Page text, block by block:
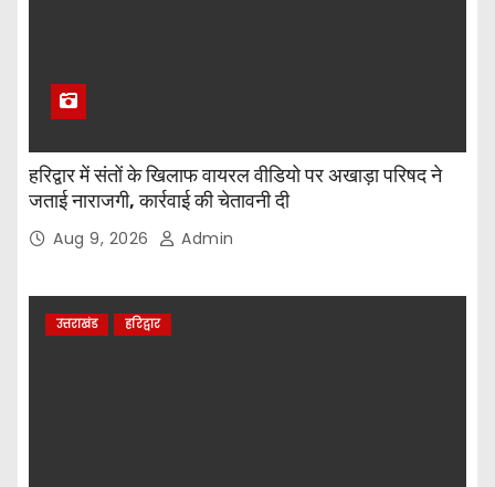
हरिद्वार में संतों के खिलाफ वायरल वीडियो पर अखाड़ा परिषद ने
जताई नाराजगी, कार्रवाई की चेतावनी दी
Aug 9, 2026 Admin
उत्तराखंड हरिद्वार